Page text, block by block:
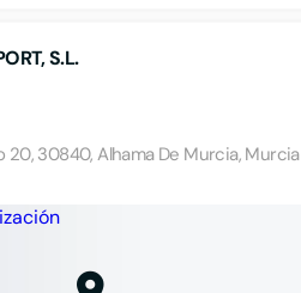
S.L.
20, 30840, Alhama De Murcia, Murcia